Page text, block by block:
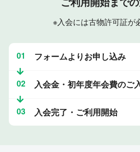
※入会には古物許可証が
01 フォームよりお申し込み
02 入会金・初年度年会費のご
03 入会完了・ご利用開始